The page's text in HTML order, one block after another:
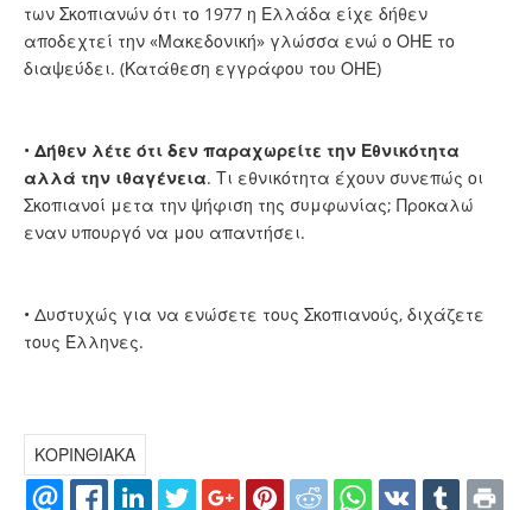
των Σκοπιανών ότι το 1977 η Ελλάδα είχε δήθεν
αποδεχτεί την «Μακεδονική» γλώσσα ενώ ο ΟΗΕ το
διαψεύδει. (Κατάθεση εγγράφου του ΟΗΕ)
• Δήθεν λέτε ότι δεν παραχωρείτε την Εθνικότητα
αλλά την ιθαγένεια. Τι εθνικότητα έχουν συνεπώς οι
Σκοπιανοί μετα την ψήφιση της συμφωνίας; Προκαλώ
εναν υπουργό να μου απαντήσει.
• Δυστυχώς για να ενώσετε τους Σκοπιανούς, διχάζετε
τους Έλληνες.
ΚΟΡΙΝΘΙΑΚΑ